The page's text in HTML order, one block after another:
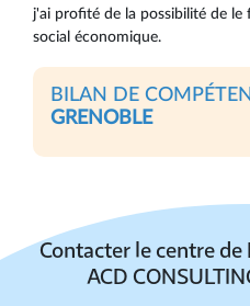
j'ai profité de la possibilité de le
social économique.
BILAN DE
GRENOBLE
Contacter le centre de
ACD